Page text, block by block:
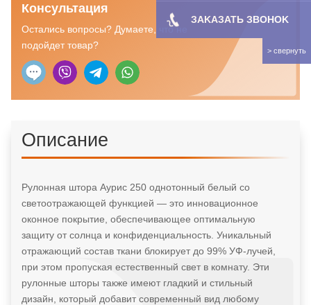
(Германия)
Консультация
Остались вопросы? Думаете, что не
подойдет товар?
Описание
Рулонная штора Аурис 250 однотонный белый со
светоотражающей функцией — это инновационное
оконное покрытие, обеспечивающее оптимальную
защиту от солнца и конфиденциальность. Уникальный
отражающий состав ткани блокирует до 99% УФ-лучей,
при этом пропуская естественный свет в комнату. Эти
рулонные шторы также имеют гладкий и стильный
дизайн, который добавит современный вид любому
ЗAKAЗATЬ ЗBOHOK